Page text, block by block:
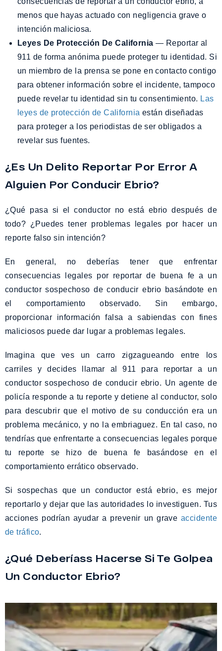
menos que hayas actuado con negligencia grave o
intención maliciosa.
Leyes De Protección De California — Reportar al
911 de forma anónima puede proteger tu identidad. Si
un miembro de la prensa se pone en contacto contigo
para obtener información sobre el incidente, tampoco
puede revelar tu identidad sin tu consentimiento. Las
leyes de protección de California están diseñadas
para proteger a los periodistas de ser obligados a
revelar sus fuentes.
¿Es Un Delito Reportar Por Error A
Alguien Por Conducir Ebrio?
¿Qué pasa si el conductor no está ebrio después de
todo? ¿Puedes tener problemas legales por hacer un
reporte falso sin intención?
En general, no deberías tener que enfrentar
consecuencias legales por reportar de buena fe a un
conductor sospechoso de conducir ebrio basándote en
el comportamiento observado. Sin embargo,
proporcionar información falsa a sabiendas con fines
maliciosos puede dar lugar a problemas legales.
Imagina que ves un carro zigzagueando entre los
carriles y decides llamar al 911 para reportar a un
conductor sospechoso de conducir ebrio. Un agente de
policía responde a tu reporte y detiene al conductor, solo
para descubrir que el motivo de su conducción era un
problema mecánico, y no la embriaguez. En tal caso, no
tendrías que enfrentarte a consecuencias legales porque
tu reporte se hizo de buena fe basándose en el
comportamiento errático observado.
Si sospechas que un conductor está ebrio, es mejor
reportarlo y dejar que las autoridades lo investiguen. Tus
acciones podrían ayudar a prevenir un graveaccidente
de tráfico.
¿Qué Deberíass Hacerse Si Te Golpea
Un Conductor Ebrio?